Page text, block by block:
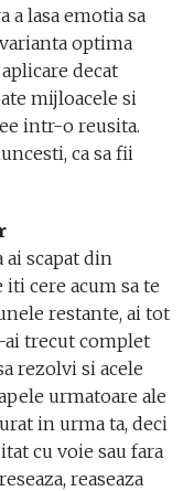
a lasa emotia sa
optima
decat
mijloacele si
intr-o reusita.
ca sa fii
scapat din
cere acum sa te
restante, ai tot
ai trecut complet
rezolvi si acele
urmatoare ale
in urma ta, deci
cu voie sau fara
reaseaza